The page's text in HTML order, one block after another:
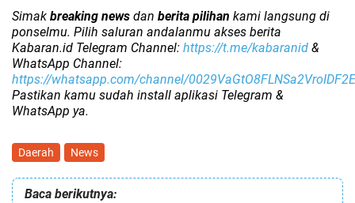
Simak breaking news dan berita pilihan kami langsung di
ponselmu. Pilih saluran andalanmu akses berita
Kabaran.id Telegram Channel: https://t.me/kabaranid &
WhatsApp Channel:
https://whatsapp.com/channel/0029VaGtO8FLNSa2VroIDF2E
Pastikan kamu sudah install aplikasi Telegram &
WhatsApp ya.
Daerah News
Baca berikutnya: